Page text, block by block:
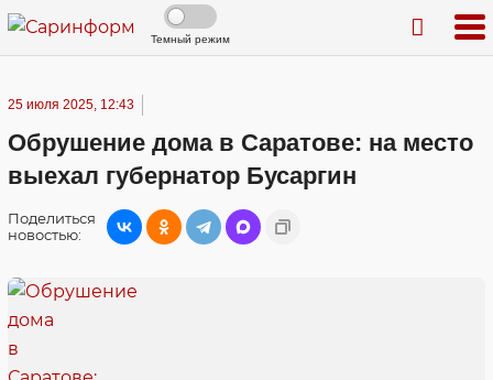
Темный режим
25 июля 2025, 12:43
Обрушение дома в Саратове: на место
выехал губернатор Бусаргин
Поделиться
новостью: